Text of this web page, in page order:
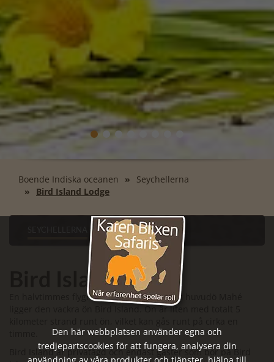
Boende Indiska oceanen
Seychellerna
Bird Island Lodge
Bird Island Lodge
En halvtimmes flygresa från Seychellernas huvudö Mahé
ligger den vackra ön Bird Island. Ön är liten med totalt 5
Bird Island är privatägd och endast gäster som bor på Bird
Den här webbplatsen använder egna och
tredjepartscookies för att fungera, analysera din